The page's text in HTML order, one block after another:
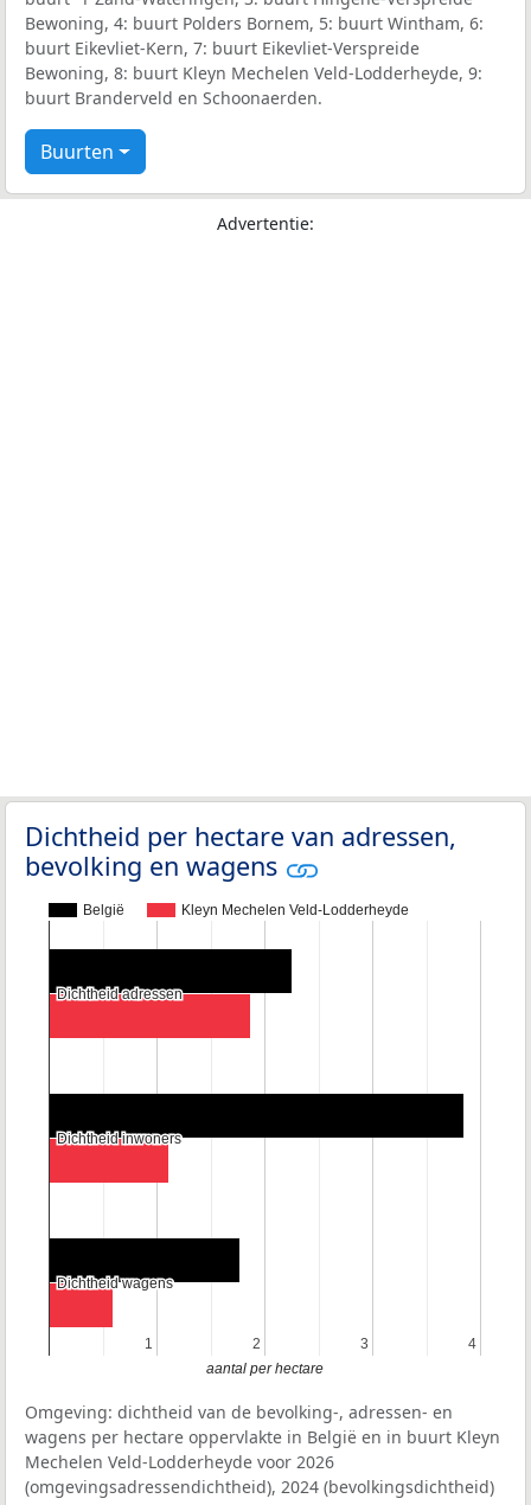
Bewoning, 4: buurt Polders Bornem, 5: buurt Wintham, 6:
buurt Eikevliet-Kern, 7: buurt Eikevliet-Verspreide
Bewoning, 8: buurt Kleyn Mechelen Veld-Lodderheyde, 9:
buurt Branderveld en Schoonaerden.
Buurten
Advertentie:
Dichtheid per hectare van adressen,
bevolking en wagens
België Kleyn Mechelen Veld-Lodderheyde
1
1 2
2 3
3 4
4
Dichtheid adressen
Dichtheid adressen
Dichtheid inwoners
Dichtheid inwoners
Dichtheid wagens
Dichtheid wagens
aantal per hectare
Omgeving: dichtheid van de bevolking-, adressen- en
wagens per hectare oppervlakte in België en in buurt Kleyn
Mechelen Veld-Lodderheyde voor 2026
(omgevingsadressendichtheid), 2024 (bevolkingsdichtheid)